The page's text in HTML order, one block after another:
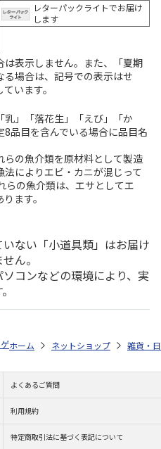
レターパックライトでお届け
します
表示しません。また、「夏期
場合は、記号での表示はせ
います。
」「落花生」「えび」「か
品目を含んでいる場合に品目名
の魚介類を原材料として製造
によりエビ・カニが混じって
らの魚介類は、エサとしてエ
ます。
ない「小道具類」はお届け
ん。
コンなどの環境により、実
ームキャラクター 英雄伝説 軌跡シ
ホーム ネットショップ 雑貨・
よくあるご質問
利用規約
特定商取引法に基づく表記について